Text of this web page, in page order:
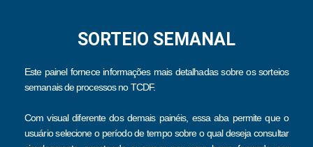
SORTEIO SEMANAL
Este painel fornece informações mais detalhadas sobre os sorteios
semanais de processos no TCDF.
Com visual diferente dos demais painéis, essa aba permite que o
usuário selecione o período de tempo sobre o qual deseja consultar